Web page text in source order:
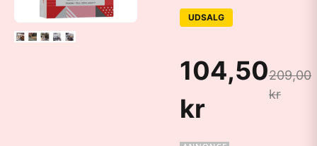
UDSALG
104,50
kr
209,00
kr